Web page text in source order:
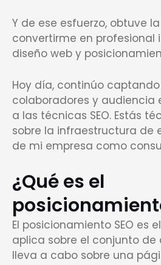
Y de ese esfuerzo, obtuve
convertirme en profesional
diseño web y
Hoy día, continúo
colaboradores y audiencia
a las técnicas SEO. Estás
sobre la infraestructura de
de mi empresa como
¿Qué es el
El posicionamiento SEO es
aplica sobre el conjunto de
lleva a cabo sobre una